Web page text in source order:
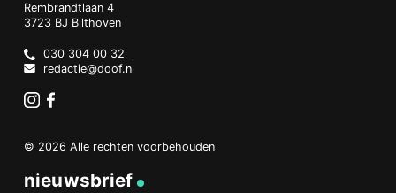
Doof.nl
work
Rembrandtlaan 4
3723 BJ Bilthoven
Netherlands
030 304 00 32
redactie@doof.nl
© 2026 Alle rechten voorbehouden
nieuwsbrief